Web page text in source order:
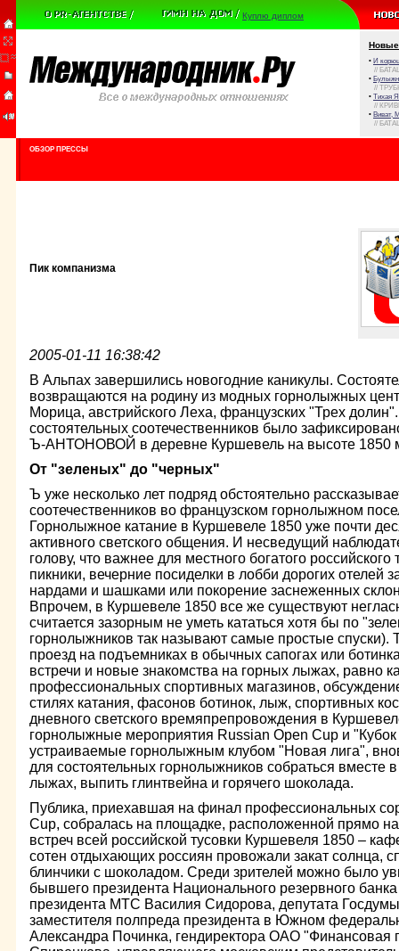
Куплю диплом
Новые
• И
//
•
//
• Тихая
//
• Виват,
//
ОБЗОР ПРЕССЫ
Пик компанизма
2005-01-11 16:38:42
В Альпах завершились новогодние каникулы.
возвращаются на родину из модных горнолыжных
Морица, австрийского Леха, французских "Трех
состоятельных соотечественников было
Ъ-АНТОНОВОЙ в деревне Куршевель на высоте 1850
От "зеленых" до "черных"
Ъ уже несколько лет подряд обстоятельно
соотечественников во французском горнолыжном
Горнолыжное катание в Куршевеле 1850 уже почти
активного светского общения. И несведущий
голову, что важнее для местного богатого
пикники, вечерние посиделки в лобби дорогих отелей
нардами и шашками или покорение заснеженных
Впрочем, в Куршевеле 1850 все же существуют
считается зазорным не уметь кататься хотя бы по
горнолыжников так называют самые простые спуски).
проезд на подъемниках в обычных сапогах или
встречи и новые знакомства на горных лыжах, равно
профессиональных спортивных магазинов,
стилях катания, фасонов ботинок, лыж, спортивных
дневного светского времяпрепровождения в
горнолыжные мероприятия Russian Open Cup и
устраиваемые горнолыжным клубом "Новая лига",
для состоятельных горнолыжников собраться вместе
лыжах, выпить глинтвейна и горячего шоколада.
Публика, приехавшая на финал профессиональных
Cup, собралась на площадке, расположенной прямо
встреч всей российской тусовки Куршевеля 1850 –
сотен отдыхающих россиян провожали закат солнца,
блинчики с шоколадом. Среди зрителей можно было
бывшего президента Национального резервного
президента МТС Василия Сидорова, депутата
заместителя полпреда президента в Южном
Александра Починка, гендиректора ОАО "Финансовая